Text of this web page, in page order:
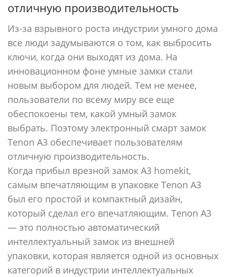
отличную производительность
Из-за взрывного роста индустрии умного дома
все люди задумываются о том, как выбросить
ключи, когда они выходят из дома. На
инновационном фоне умные замки стали
новым выбором для людей. Тем не менее,
пользователи по всему миру все еще
обеспокоены тем, какой умный замок
выбрать. Поэтому электронный смарт замок
Tenon A3 обеспечивает пользователям
отличную производительность.
Когда прибыл врезной замок A3 homekit,
самым впечатляющим в упаковке Tenon A3
был его простой и компактный дизайн,
который сделал его впечатляющим. Tenon A3
— это полностью автоматический
интеллектуальный замок из внешней
упаковки, которая является одной из основных
категорий в индустрии интеллектуальных